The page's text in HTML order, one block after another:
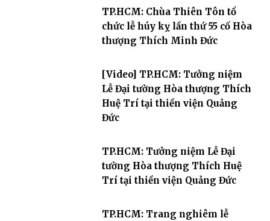
TP.HCM: Chùa Thiên Tôn tổ
chức lễ húy kỵ lần thứ 55 cố Hòa
thượng Thích Minh Đức
[Video] TP.HCM: Tưởng niệm
Lễ Đại tường Hòa thượng Thích
Huệ Trí tại thiền viện Quảng
Đức
TP.HCM: Tưởng niệm Lễ Đại
tường Hòa thượng Thích Huệ
Trí tại thiền viện Quảng Đức
TP.HCM: Trang nghiêm lễ